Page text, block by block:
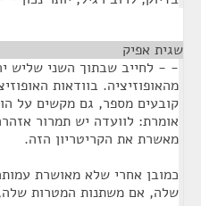
שגית אפיק
- - לחייב שבתוך השני שליש
מהאופוזיציה. בוודאות
קובעים מספר, גם מקשים על
אומרת: לוועדה יש תמרור
מאשרת את הקריטריון הזה.
כמובן אחרי שלא מאושרת
שלה, אם משתנות המטרות